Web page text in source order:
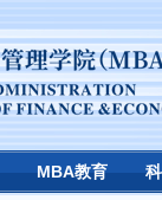
MBA教育